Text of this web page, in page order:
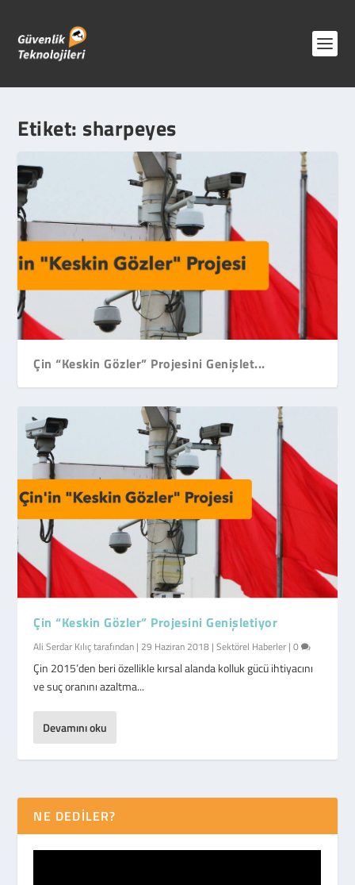
Etiket: sharpeyes
Çin “Keskin Gözler” Projesini Genişlet...
Çin “Keskin Gözler” Projesini Genişletiyor
Ali Serdar Kılıçtarafından | 29 Haziran 2018 |Sektörel Haberler |0
Çin 2015’den beri özellikle kırsal alanda kolluk gücü ihtiyacını
ve suç oranını azaltma...
Devamını oku
NE DEDİLER?